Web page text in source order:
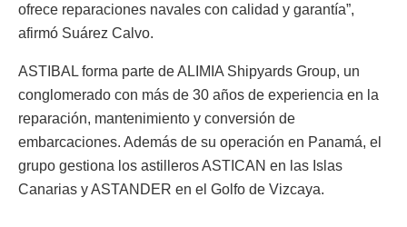
ofrece reparaciones navales con calidad y garantía”,
afirmó Suárez Calvo.
ASTIBAL forma parte de ALIMIA Shipyards Group, un
conglomerado con más de 30 años de experiencia en la
reparación, mantenimiento y conversión de
embarcaciones. Además de su operación en Panamá, el
grupo gestiona los astilleros ASTICAN en las Islas
Canarias y ASTANDER en el Golfo de Vizcaya.